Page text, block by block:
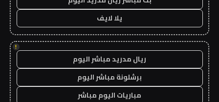
يلا لايف
!
ريال مدريد مباشر اليوم
برشلونة مباشر اليوم
مباريات اليوم مباشر